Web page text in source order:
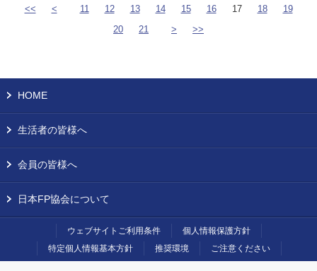
<< < 11 12 13 14 15 16 17 18
19
20
21 > >>
HOME
生活者の皆様へ
会員の皆様へ
日本FP協会について
ウェブサイトご利用条件
個人情報保護方針
特定個人情報基本方針
推奨環境 ご注意ください